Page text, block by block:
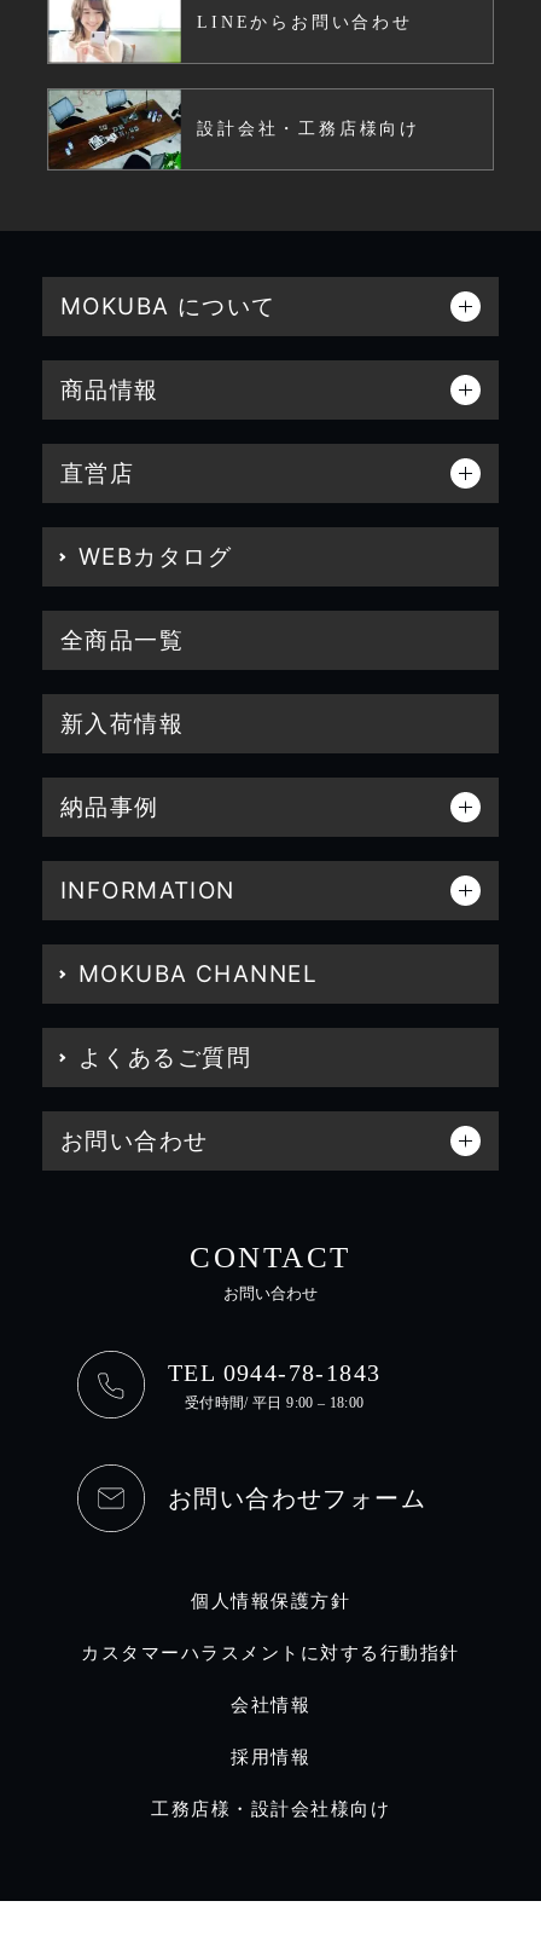
LINEからお問い合わせ
設計会社・工務店様向け
MOKUBA について
商品情報
直営店
WEBカタログ
全商品一覧
新入荷情報
納品事例
INFORMATION
MOKUBA CHANNEL
よくあるご質問
お問い合わせ
CONTACT
お問い合わせ
TEL 0944-78-1843
受付時間/ 平日 9:00 – 18:00
お問い合わせフォーム
個人情報保護方針
カスタマーハラスメントに対する行動指針
会社情報
採用情報
工務店様・設計会社様向け